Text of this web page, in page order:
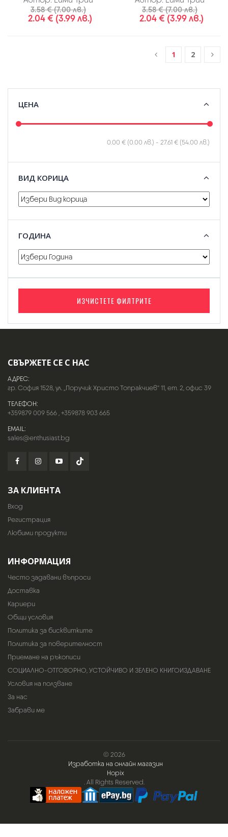
3.58 € (7.00 лв.)
2.04 € (3.99 лв.)
3.58 € (7.00 лв.)
2.04 € (3.99 лв.)
1 2
ЦЕНА
0.00 € (0.00 лв.) - 27.61 € (54.00 лв.)
ВИД КОРИЦА
ГОДИНА
ИЗЧИСТЕТЕ ФИЛТРИТЕ
СВЪРЖЕТЕ СЕ С НАС
АДРЕС:
гр. София 1528, ул. „Поручик Христо Топракчиев“ 11, ет. 2, офис 39
ТЕЛЕФОН:
+359879 009 566,+359878 903 665
EMAIL:
sales@enthusiast.bg
ЗА КЛИЕНТА
Вход
Регистрация
Любими продукти
ИНФОРМАЦИЯ
Често задавани въпроси
Доставка
Кариери
Общи условия
Политика за бисквитките
Политика за поверителност
Приемане на ръкописи
СОЦИАЛНО-ОТГОВОРНО, УСТОЙЧИВО И ЗЕЛЕНО КНИГОИЗДАВАНЕ
Условия на ползване
За нас
Забрави ме
© 2026
Изработка на онлайн магазин
Hopix
. All Rights Reserved.